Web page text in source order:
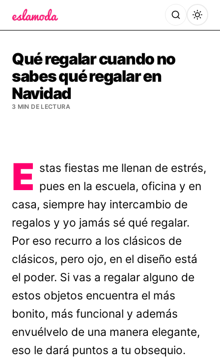
Qué regalar cuando no
sabes qué regalar en
Navidad
3 MIN DE LECTURA
E stas fiestas me llenan de estrés,
pues en la escuela, oficina y en
casa, siempre hay intercambio de
regalos y yo jamás sé qué regalar.
Por eso recurro a los clásicos de
clásicos, pero ojo, en el diseño está
el poder. Si vas a regalar alguno de
estos objetos encuentra el más
bonito, más funcional y además
envuélvelo de una manera elegante,
eso le dará puntos a tu obsequio.